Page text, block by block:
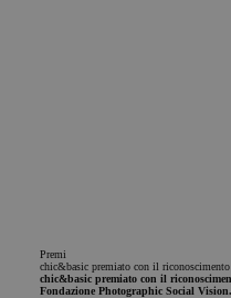
Premi
chic&basic premiato con il
chic&basic premiato con il
Fondazione Photographic Social Vision.